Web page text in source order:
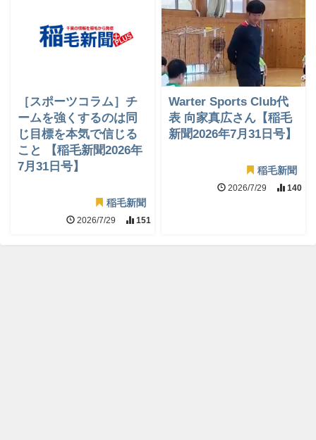
［スポーツコラム］チ
ームを強くするのは同
じ目標を本気で信じる
こと 【稲毛新聞2026年
7月31日号】
稲毛新聞
2026/7/29 151
Warter Sports Club代
表 向家真広さん【稲毛
新聞2026年7月31日号】
稲毛新聞
2026/7/29 140